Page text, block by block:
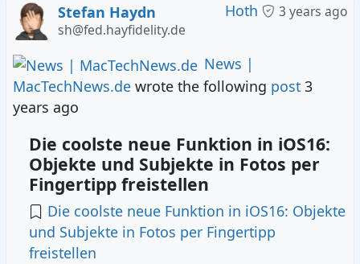
Hoth 3 years ago
Stefan Haydn
sh@fed.hayfidelity.de
News |
MacTechNews.de wrote the following post3
years ago
Die coolste neue Funktion in iOS16:
Objekte und Subjekte in Fotos per
Fingertipp freistellen
Die coolste neue Funktion in iOS16: Objekte
und Subjekte in Fotos per Fingertipp
freistellen